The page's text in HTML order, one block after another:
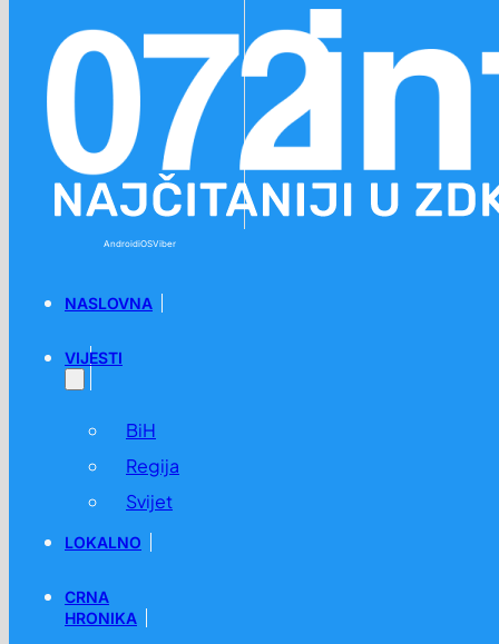
AndroidiOSViber
NASLOVNA
VIJESTI
BiH
Regija
Svijet
LOKALNO
CRNA
HRONIKA